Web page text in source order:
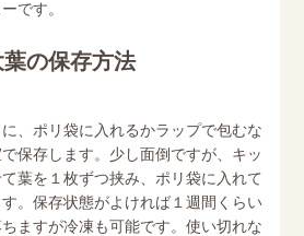
です。
葉の保存方法
、ポリ袋に入れるかラップで包むな
保存します。少し面倒ですが、キッ
葉を１枚ずつ挟み、ポリ袋に入れて
。保存状態がよければ１週間くらい
ますが冷凍も可能です。使い切れな